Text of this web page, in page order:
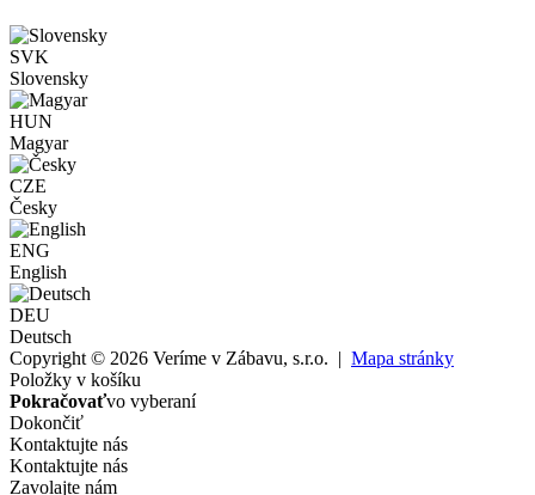
SVK
Slovensky
HUN
Magyar
CZE
Česky
ENG
English
DEU
Deutsch
Copyright © 2026 Veríme v Zábavu, s.r.o. | Mapa stránky
Položky v košíku
Pokračovaťvo vyberaní
Dokončiť
Kontaktujte nás
Kontaktujte nás
Zavolajte nám